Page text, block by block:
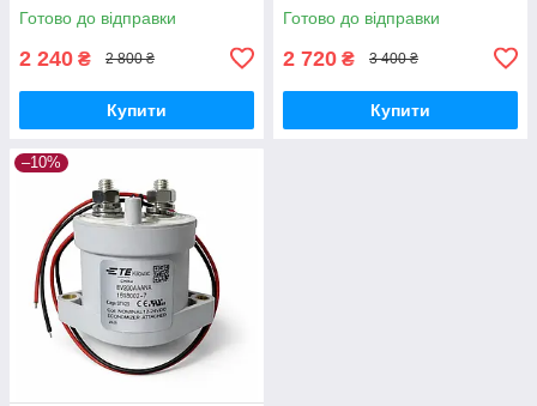
Готово до відправки
2 240 ₴ 2 800 ₴
Купити
Готово до відправки
2 720 ₴ 3 400 ₴
Купити
–10%